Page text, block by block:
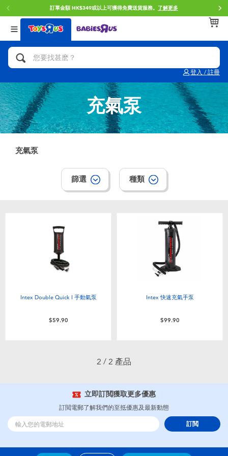
訂單金額 HK$349或以上可獲得免費送貨服務。 了解更多
登入 / 註冊
返回
分類目錄
人氣英雄,角色扮演,射擊玩具
單車,滑板車,騎乘車
拼砌組合及樂高LEGO
玩具車,貨車,火車及遙控系列
手工藝,文具,蠟筆,泥膠,畫板
電子玩具
遊戲及拼圖系列
戶外及運動用品
毛毛公仔玩具
夏日用品
返回
品牌
Brunch Brother 早午餐兄弟
Toy Story反斗奇兵
Spider-Man蜘蛛俠
Mini Brands
Play-Doh培樂多
playpop
LEGO樂高
Fuggler
返回
年齢
0~2歳
3~4歳
5~7歳
8~11歳
12~14歳
充氣泵
充氣泵
篩選 種類
Intex Double Quick I 手動氣泵
$59.90
Intex 快速充氣手泵
$99.90
2 / 2 產品
立即訂閲獲取更多優惠
訂閲電郵了解我們的至抵優惠及最新動態
訂閲